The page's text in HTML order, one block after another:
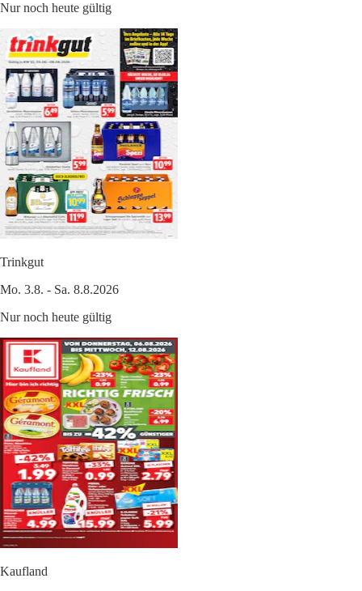
Nur noch heute gültig
Trinkgut
Mo. 3.8. - Sa. 8.8.2026
Nur noch heute gültig
Kaufland